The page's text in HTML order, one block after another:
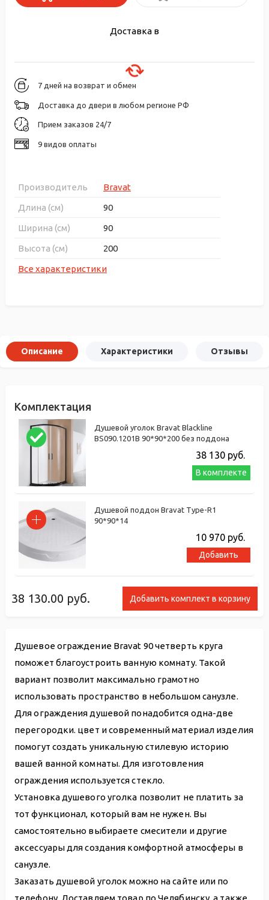
Доставка в
7 дней на возврат и обмен
Доставка до двери в любом регионе РФ
Прием заказов 24/7
9 видов оплаты
Производитель
Bravat
Длина (см)
90
Ширина (см)
90
Высота (см)
200
Все характеристики
Описание Характеристики Отзывы
Комплектация
38 130.00 руб. Добавить комплект в корзину
Душевой уголок Bravat Blackline
BS090.1201B 90*90*200 без поддона
38 130 руб.
В комплекте
Душевой поддон Bravat Type-R1
90*90*14
10 970 руб.
Добавить
Душевое ограждение Bravat 90 четверть круга
поможет благоустроить ванную комнату. Такой
вариант позволит максимально грамотно
использовать пространство в небольшом санузле.
Для ограждения душевой понадобится одна-две
перегородки. цвет и современный материал изделия
помогут создать уникальную стилевую историю
вашей ванной комнаты. Для изготовления
ограждения используется стекло.
Установка душевого уголка позволит не платить за
тот функционал, который вам не нужен. Вы
самостоятельно выбираете смесители и другие
аксессуары для создания комфортной атмосферы в
санузле.
Заказать душевой уголок можно на сайте или по
телефону. Доставляем товар по Челябинску, а также